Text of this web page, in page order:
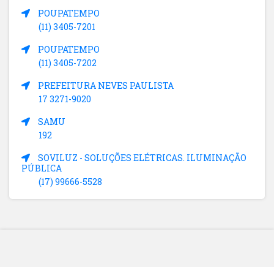
POUPATEMPO
(11) 3405-7201
POUPATEMPO
(11) 3405-7202
PREFEITURA NEVES PAULISTA
17 3271-9020
SAMU
192
SOVILUZ - SOLUÇÕES ELÉTRICAS. ILUMINAÇÃO
PÚBLICA
(17) 99666-5528